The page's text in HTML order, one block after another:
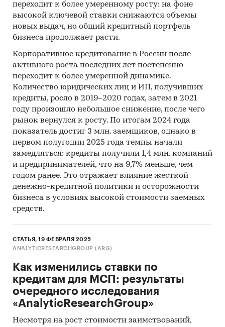
переходит к более умеренному росту: на фоне
высокой ключевой ставки снижаются объемы
новых выдач, но общий кредитный портфель
бизнеса продолжает расти.
Корпоративное кредитование в России после
активного роста последних лет постепенно
переходит к более умеренной динамике.
Количество юридических лиц и ИП, получивших
кредиты, росло в 2019–2020 годах, затем в 2021
году произошло небольшое снижение, после чего
рынок вернулся к росту. По итогам 2024 года
показатель достиг 3 млн. заемщиков, однако в
первом полугодии 2025 года темпы начали
замедляться: кредиты получили 1,4 млн. компаний
и предпринимателей, что на 9,7% меньше, чем
годом ранее. Это отражает влияние жесткой
денежно-кредитной политики и осторожности
бизнеса в условиях высокой стоимости заемных
средств.
СТАТЬЯ, 19 ФЕВРАЛЯ 2025
ANALYTICRESEARCHGROUP (ARG)
Как изменились ставки по
кредитам для МСП: результаты
очередного исследования
«AnalyticResearchGroup»
Несмотря на рост стоимости заимствований,